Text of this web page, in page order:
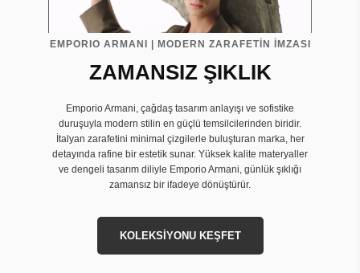
EMPORIO ARMANI | MODERN ZARAFETİN İMZASI
ZAMANSIZ ŞIKLIK
Emporio Armani, çağdaş tasarım anlayışı ve sofistike
duruşuyla modern stilin en güçlü temsilcilerinden biridir.
İtalyan zarafetini minimal çizgilerle buluşturan marka, her
detayında rafine bir estetik sunar. Yüksek kalite materyaller
ve dengeli tasarım diliyle Emporio Armani, günlük şıklığı
zamansız bir ifadeye dönüştürür.
KOLEKSİYONU KEŞFET